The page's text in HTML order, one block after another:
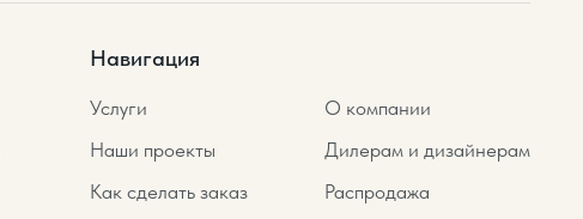
Навигация
Услуги
О компании
Наши проекты
Дилерам и дизайнерам
Как сделать заказ
Распродажа